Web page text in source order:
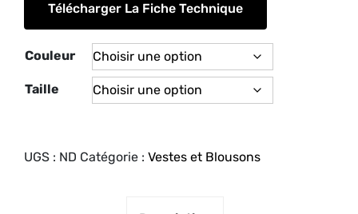
Télécharger La Fiche Technique
Couleur
Taille
UGS : ND Catégorie : Vestes et Blousons